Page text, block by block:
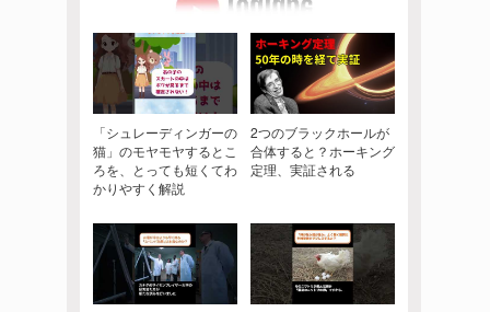
「シュレーディンガーの
猫」のモヤモヤするとこ
ろを、とっても短くてわ
かりやすく解説
2つのブラックホールが
合体すると？ホーキング
定理、実証される